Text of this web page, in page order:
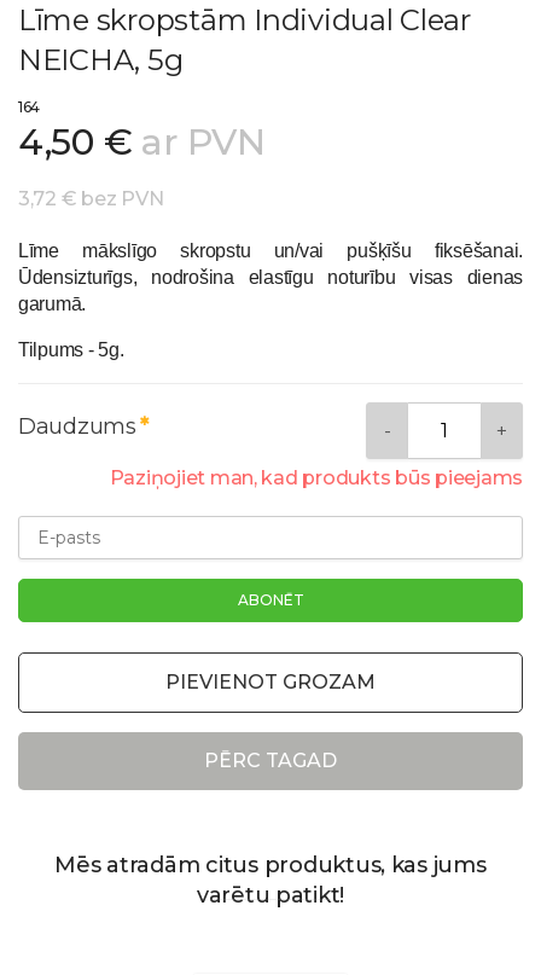
Līme skropstām Individual Clear
NEICHA, 5g
164
4,50 € ar PVN
3,72 € bez PVN
Līme mākslīgo skropstu un/vai pušķīšu fiksēšanai.
Ūdensizturīgs, nodrošina elastīgu noturību visas dienas
garumā.
Tilpums - 5g.
Daudzums
Paziņojiet man, kad produkts būs pieejams
PIEVIENOT GROZAM
PĒRC TAGAD
Mēs atradām citus produktus, kas jums
varētu patikt!